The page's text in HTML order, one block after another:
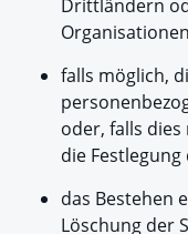
Drittländern
falls möglich,
oder, falls
die
das Bestehen
Löschung der